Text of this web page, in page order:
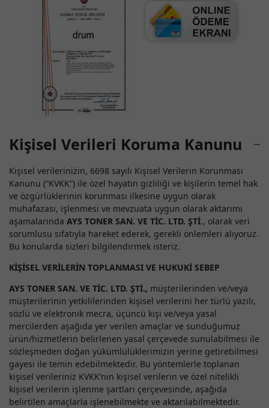
Kişisel Verileri Koruma Kanunu
Kişisel verilerinizin, 6698 sayılı Kişisel Verilerin Korunması
Kanunu (“KVKK”) ile özel hayatın gizliliği ve kişilerin temel hak
ve özgürlüklerinin korunması ilkesine uygun olarak
muhafazası, işlenmesi ve mevzuata uygun olarak aktarımı
aşamalarında AYS TONER SAN. VE TİC. LTD. ŞTİ., olarak veri
sorumlusu sıfatıyla hareket ederek, gerekli önlemleri alıyoruz.
Bu konularda sizleri bilgilendirmek isteriz.
KİŞİSEL VERİLERİN TOPLANMASI VE HUKUKİ SEBEP
AYS TONER SAN. VE TİC. LTD. ŞTİ., müşterilerinden ve/veya
müşterilerinin yetkililerinden kişisel verilerini her türlü yazılı,
sözlü ve elektronik mecra, üçüncü kişi ve/veya yasal
mercilerden aşağıda yer verilen amaçlar ve sunduğumuz
ürün/hizmetlerin belirlenen yasal çerçevede sunulabilmesi ile
sözleşmeden doğan yükümlülüklerimizin yerine getirebilmesi
gayesi ile temin edebilmektedir. Bu yöntemlerle toplanan
kişisel verileriniz KVKK’nın kişisel verilerin ve özel nitelikli
kişisel verilerin işlenme şartları çerçevesinde, aşağıda
belirtilen amaçlarla işlenebilmekte ve aktarılabilmektedir.